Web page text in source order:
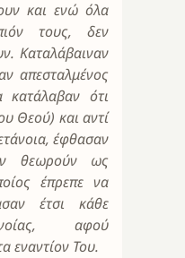
και ενώ όλα
τους, δεν
Καταλάβαιναν
απεσταλμένος
ότι
Θεού) και αντί
έφθασαν
θεωρούν ως
έπρεπε να
έτσι κάθε
αφού
εναντίον Του.